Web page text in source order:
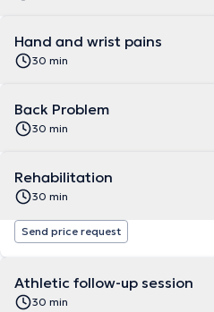
Hand and wrist pains
30 min
Back Problem
30 min
Rehabilitation
30 min
Send price request
Athletic follow-up session
30 min